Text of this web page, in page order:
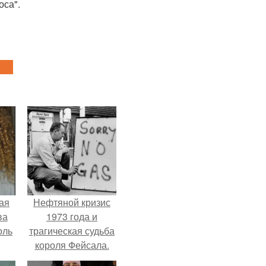
Нефтяной кризис
1973 года и
трагическая судьба
короля Фейсала.